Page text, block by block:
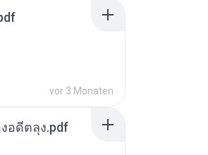
vor 3 Monaten
อดีตลุง.pdf